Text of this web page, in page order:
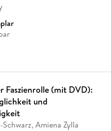
Faszienrolle (mit DVD):
und
Amiena Zylla